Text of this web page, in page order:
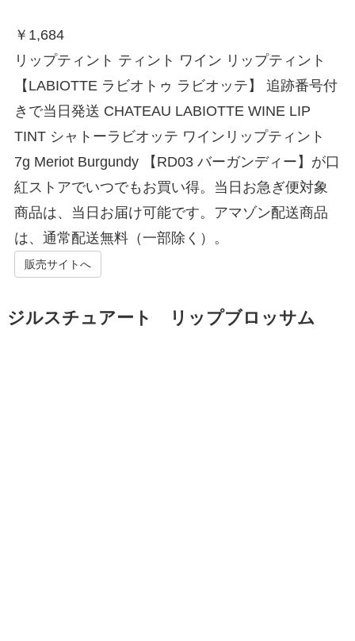
￥ 1,684
リップティント ティント ワイン リップティント
【LABIOTTE ラビオトゥ ラビオッテ】 追跡番号付
きで当日発送 CHATEAU LABIOTTE WINE LIP
TINT シャトーラビオッテ ワインリップティント
7g Meriot Burgundy 【RD03 バーガンディー】が口
紅ストアでいつでもお買い得。当日お急ぎ便対象
商品は、当日お届け可能です。アマゾン配送商品
は、通常配送無料（一部除く）。
販売サイトへ
ジルスチュアート リップブロッサム